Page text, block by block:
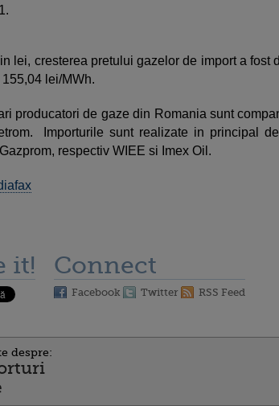
lei, cresterea pretului gazelor de import a fost
155,04 lei/MWh.
producatori de gaze din Romania sunt
Importurile sunt realizate in principal
respectiv WIEE si Imex Oil.
it! Connect
Facebook Twitter RSS Feed
despre: